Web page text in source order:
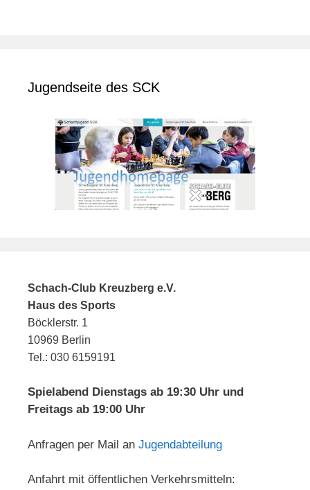
Jugendseite des SCK
Schach-Club Kreuzberg e.V.
Haus des Sports
Böcklerstr. 1
10969 Berlin
Tel.: 030 6159191
Spielabend Dienstags ab 19:30 Uhr und
Freitags ab 19:00 Uhr
Anfragen per Mail an Jugendabteilung
Anfahrt mit öffentlichen Verkehrsmitteln: